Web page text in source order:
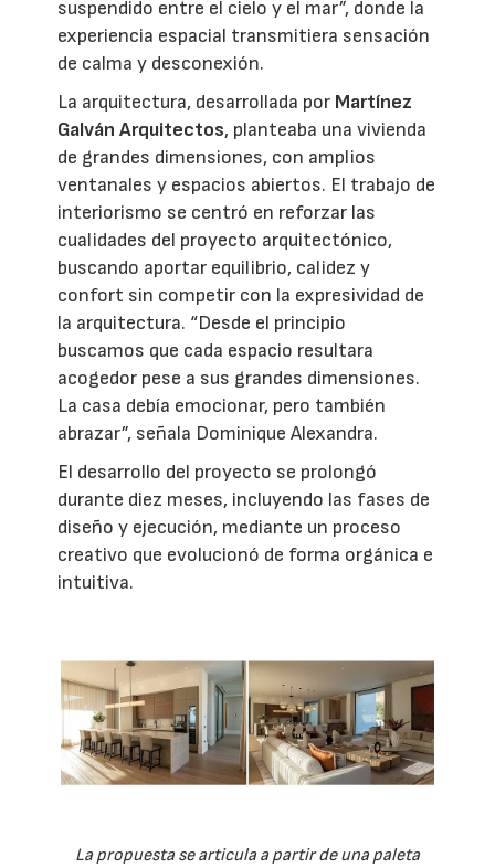
suspendido entre el cielo y el mar”, donde la
experiencia espacial transmitiera sensación
de calma y desconexión.
La arquitectura, desarrollada por Martínez
Galván Arquitectos, planteaba una vivienda
de grandes dimensiones, con amplios
ventanales y espacios abiertos. El trabajo de
interiorismo se centró en reforzar las
cualidades del proyecto arquitectónico,
buscando aportar equilibrio, calidez y
confort sin competir con la expresividad de
la arquitectura. “Desde el principio
buscamos que cada espacio resultara
acogedor pese a sus grandes dimensiones.
La casa debía emocionar, pero también
abrazar”, señala Dominique Alexandra.
El desarrollo del proyecto se prolongó
durante diez meses, incluyendo las fases de
diseño y ejecución, mediante un proceso
creativo que evolucionó de forma orgánica e
intuitiva.
La propuesta se articula a partir de una paleta